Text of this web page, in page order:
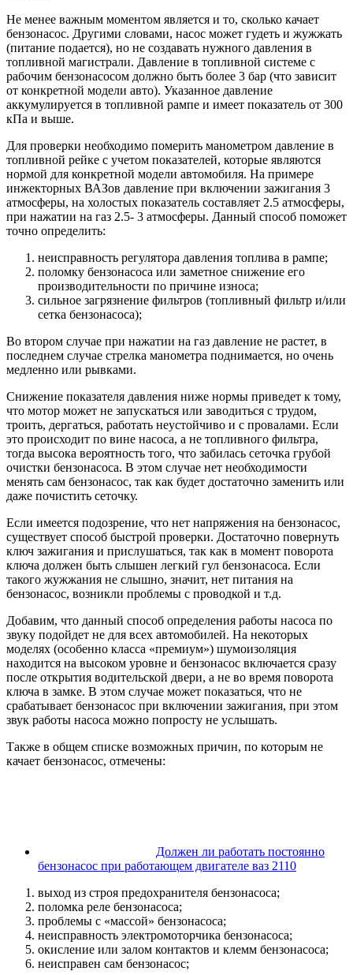
Не менее важным моментом является и то, сколько качает
бензонасос. Другими словами, насос может гудеть и жужжать
(питание подается), но не создавать нужного давления в
топливной магистрали. Давление в топливной системе с
рабочим бензонасосом должно быть более 3 бар (что зависит
от конкретной модели авто). Указанное давление
аккумулируется в топливной рампе и имеет показатель от 300
кПа и выше.
Для проверки необходимо померить манометром давление в
топливной рейке с учетом показателей, которые являются
нормой для конкретной модели автомобиля. На примере
инжекторных ВАЗов давление при включении зажигания 3
атмосферы, на холостых показатель составляет 2.5 атмосферы,
при нажатии на газ 2.5- 3 атмосферы. Данный способ поможет
точно определить:
неисправность регулятора давления топлива в рампе;
поломку бензонасоса или заметное снижение его
производительности по причине износа;
сильное загрязнение фильтров (топливный фильтр и/или
сетка бензонасоса);
Во втором случае при нажатии на газ давление не растет, в
последнем случае стрелка манометра поднимается, но очень
медленно или рывками.
Снижение показателя давления ниже нормы приведет к тому,
что мотор может не запускаться или заводиться с трудом,
троить, дергаться, работать неустойчиво и с провалами. Если
это происходит по вине насоса, а не топливного фильтра,
тогда высока вероятность того, что забилась сеточка грубой
очистки бензонасоса. В этом случае нет необходимости
менять сам бензонасос, так как будет достаточно заменить или
даже почистить сеточку.
Если имеется подозрение, что нет напряжения на бензонасос,
существует способ быстрой проверки. Достаточно повернуть
ключ зажигания и прислушаться, так как в момент поворота
ключа должен быть слышен легкий гул бензонасоса. Если
такого жужжания не слышно, значит, нет питания на
бензонасос, возникли проблемы с проводкой и т.д.
Добавим, что данный способ определения работы насоса по
звуку подойдет не для всех автомобилей. На некоторых
моделях (особенно класса «премиум») шумоизоляция
находится на высоком уровне и бензонасос включается сразу
после открытия водительской двери, а не во время поворота
ключа в замке. В этом случае может показаться, что не
срабатывает бензонасос при включении зажигания, при этом
звук работы насоса можно попросту не услышать.
Также в общем списке возможных причин, по которым не
качает бензонасос, отмечены:
Должен ли работать постоянно
бензонасос при работающем двигателе ваз 2110
выход из строя предохранителя бензонасоса;
поломка реле бензонасоса;
проблемы с «массой» бензонасоса;
неисправность электромоторчика бензонасоса;
окисление или залом контактов и клемм бензонасоса;
неисправен сам бензонасос;